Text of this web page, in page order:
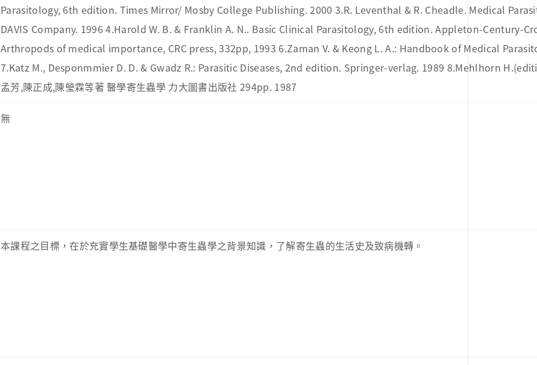
Parasitology, 6th edition. Times Mirror/ Mosby College Publishing. 2000 3.R. Leventhal & R. Cheadle. Medical
DAVIS Company. 1996 4.Harold W. B. & Franklin A. N.. Basic Clinical Parasitology, 6th edition. Appleton-Century-
Arthropods of medical importance, CRC press, 332pp, 1993 6.Zaman V. & Keong L. A.: Handbook of Medical
7.Katz M., Desponmmier D. D. & Gwadz R.: Parasitic Diseases, 2nd edition. Springer-verlag. 1989 8.Mehlhorn
孟芳,陳正成,陳瑩霖等著 醫學寄生蟲學 力大圖書出版社 294pp. 1987
無
本課程之目標，在於充實學生基礎醫學中寄生蟲學之背景知識，了解寄生蟲的生活史及致病機轉。